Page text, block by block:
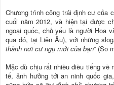
Chương trình công trái định cư của
cuối năm 2012, và hiện tại được
ngoại quốc, chủ yếu là người Hoa
qua đó, tại Liên Âu), với những
thành nơi cư ngụ mới của bạn” (So
Mặc dù chịu rất nhiều điều tiếng
tế, ảnh hưởng tới an ninh quốc